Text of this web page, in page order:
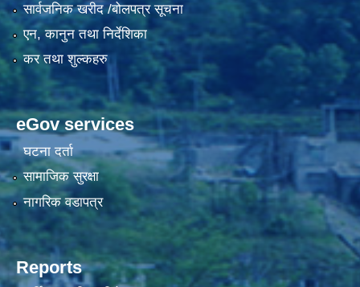
सार्वजनिक खरीद /बोलपत्र सूचना
एन, कानुन तथा निर्देशिका
कर तथा शुल्कहरु
eGov services
घटना दर्ता
सामाजिक सुरक्षा
नागरिक वडापत्र
Reports